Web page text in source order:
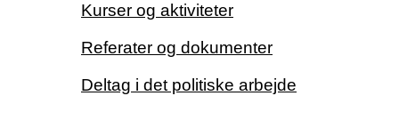
Kurser og aktiviteter
Referater og dokumenter
Deltag i det politiske arbejde